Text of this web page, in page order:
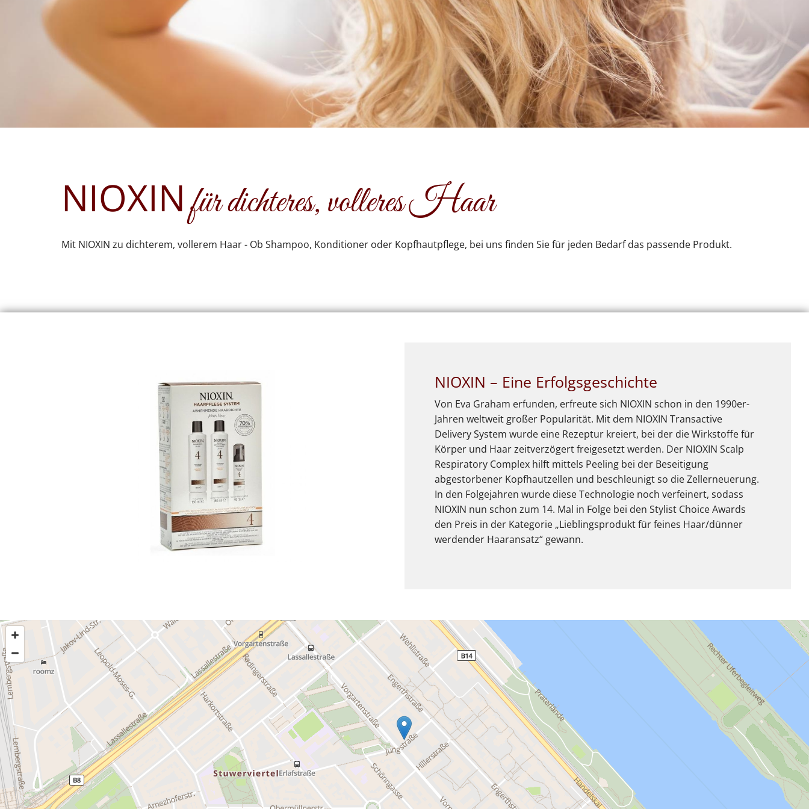
NIOXINfür dichteres, volleres Haar
Mit NIOXIN zu dichterem, vollerem Haar - Ob Shampoo, Konditioner oder Kopfhautpflege, bei uns finden Sie für jeden Bedarf das passende Produkt.
NIOXIN – Eine Erfolgsgeschichte
Von Eva Graham erfunden, erfreute sich NIOXIN schon in den 1990er-
Jahren weltweit großer Popularität. Mit dem NIOXIN Transactive
Delivery System wurde eine Rezeptur kreiert, bei der die Wirkstoffe für
Körper und Haar zeitverzögert freigesetzt werden. Der NIOXIN Scalp
Respiratory Complex hilft mittels Peeling bei der Beseitigung
abgestorbener Kopfhautzellen und beschleunigt so die Zellerneuerung.
In den Folgejahren wurde diese Technologie noch verfeinert, sodass
NIOXIN nun schon zum 14. Mal in Folge bei den Stylist Choice Awards
den Preis in der Kategorie „Lieblingsprodukt für feines Haar/dünner
werdender Haaransatz“ gewann.